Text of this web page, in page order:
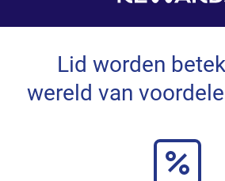
Lid worden
wereld van